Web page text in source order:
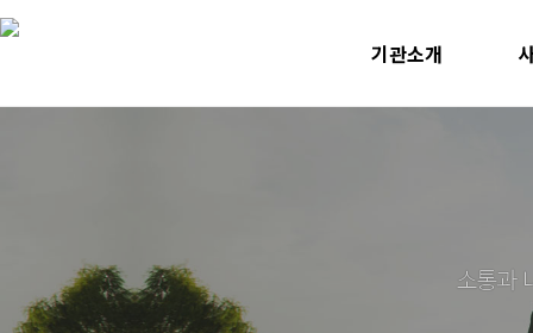
기관소개
청소